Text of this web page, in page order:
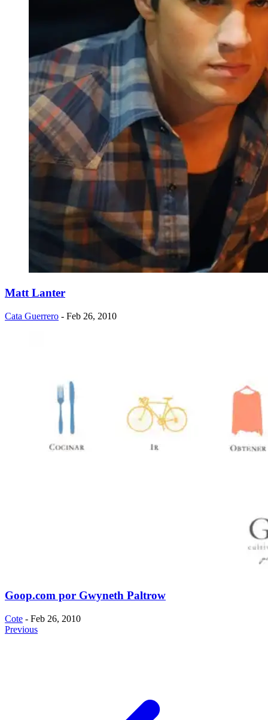
Matt Lanter
Cata Guerrero - Feb 26, 2010
Goop.com por Gwyneth Paltrow
Cote - Feb 26, 2010
Previous